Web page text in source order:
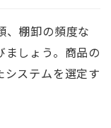
、棚卸の頻度な
ましょう。商品の
システムを選定す